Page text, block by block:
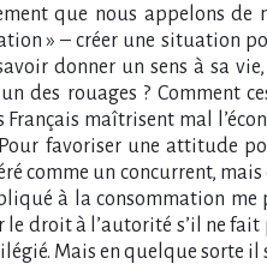
que nous appelons
» – créer une situation
donner un sens à sa vie,
des rouages ? Comment
maîtrisent mal
favoriser une attitude
comme un concurrent,
à la consommation me
droit à l’autorité s’il ne
Mais en quelque sorte il